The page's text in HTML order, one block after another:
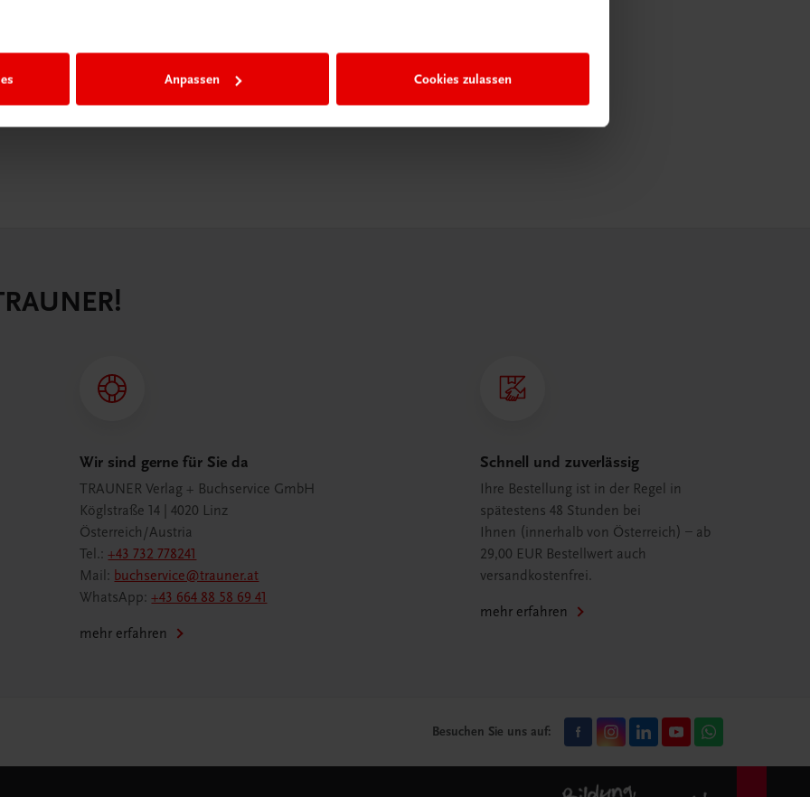
Anpassen Cookies zulassen
eine
Wir sind gerne für Sie da
TRAUNER Verlag + Buchservice GmbH
Köglstraße 14 | 4020 Linz
Österreich/Austria
Tel.:+43 732 778241
Mail: buchservice@trauner.at
WhatsApp:+43 664 88 58 69 41
mehr erfahren
Schnell und zuverlässig
Ihre Bestellung ist in der Regel in
spätestens 48 Stunden bei
Ihnen (innerhalb von Österreich) – ab
29,00 EUR Bestellwert auch
versandkostenfrei.
mehr erfahren
Besuchen Sie uns auf: